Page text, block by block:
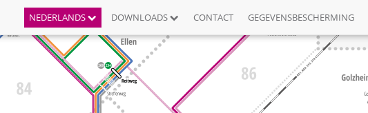
NEDERLANDS DOWNLOADS CONTACT GEGEVENSBESCHERMING